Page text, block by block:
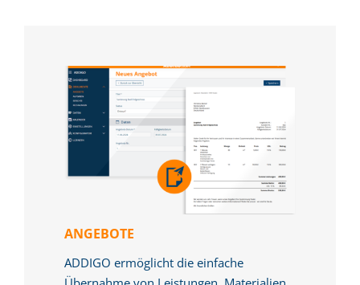
ANGEBOTE
ADDIGO ermöglicht die einfache